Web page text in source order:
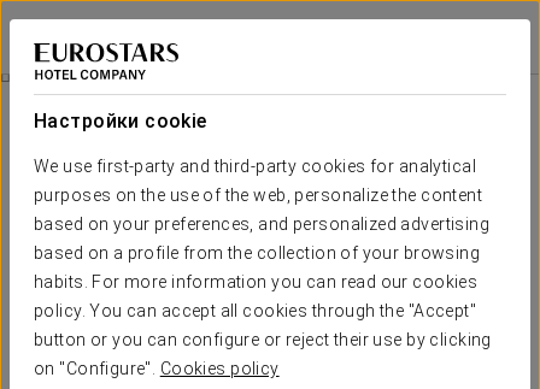
Настройки cookie
We use first-party and third-party cookies for analytical
purposes on the use of the web, personalize the content
based on your preferences, and personalized advertising
based on a profile from the collection of your browsing
habits. For more information you can read our cookies
policy. You can accept all cookies through the "Accept"
button or you can configure or reject their use by clicking
on "Configure". Cookies policy
Eurostars Wall Street
НЬЮ-ЙОРК
Скидка 15% На Ваше Следующее Пребывание
Скидка 15% на ваше следующее